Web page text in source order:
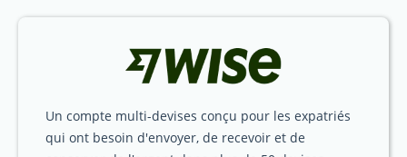
Un compte multi-devises conçu pour les expatriés
qui ont besoin d'envoyer, de recevoir et de